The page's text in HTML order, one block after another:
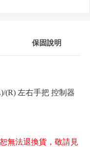
保固說明
(R) 左右手把 控制器
無法退換貨，敬請見